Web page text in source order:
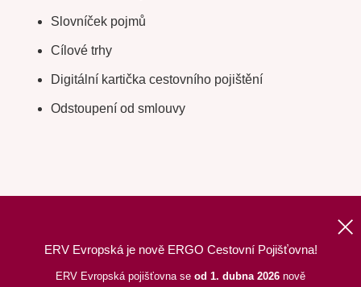
ERV Evropská je nově ERGO Cestovní Pojišťovna!
ERV Evropská pojišťovna se od 1. dubna 2026 nově
Slovníček pojmů
Cílové trhy
Digitální kartička cestovního pojištění
Odstoupení od smlouvy